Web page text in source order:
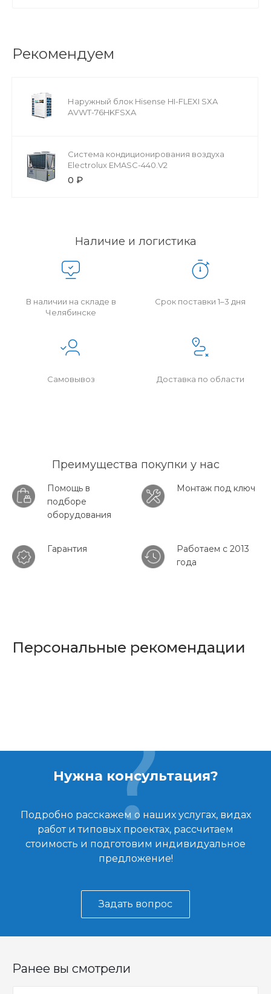
Рекомендуем
Наружный блок Hisense HI-FLEXI SXA
AVWT-76HKFSXA
Cистема кондиционирования воздуха
Electrolux EMASC-440.V2
0 ₽
Наличие и логистика
В наличии на складе в
Челябинске
Срок поставки 1–3 дня
Самовывоз Доставка по области
Преимущества покупки у нас
Помощь в
подборе
оборудования
Монтаж под ключ
Гарантия
Работаем с 2013
года
Персональные рекомендации
Нужна консультация?
Подробно расскажем о наших услугах, видах
работ и типовых проектах, рассчитаем
стоимость и подготовим индивидуальное
предложение!
Задать вопрос
Ранее вы смотрели